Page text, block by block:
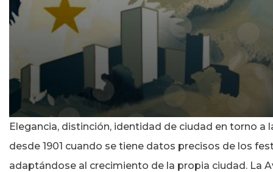
0
seconds
of
14
seconds
Elegancia, distinción, identidad de ciudad en torno a
desde 1901 cuando se tiene datos precisos de los
adaptándose al crecimiento de la propia ciudad. La